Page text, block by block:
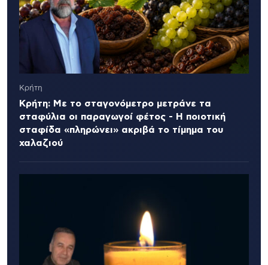
Κρήτη
Κρήτη: Με το σταγονόμετρο μετράνε τα
σταφύλια οι παραγωγοί φέτος - Η ποιοτική
σταφίδα «πληρώνει» ακριβά το τίμημα του
χαλαζιού